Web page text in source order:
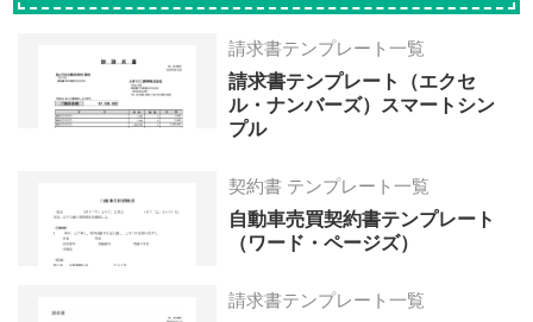
請求書テンプレート一覧
請求書テンプレート（エクセ
ル・ナンバーズ）スマートシン
プル
契約書 テンプレート一覧
自動車売買契約書テンプレート
（ワード・ページズ）
請求書テンプレート一覧